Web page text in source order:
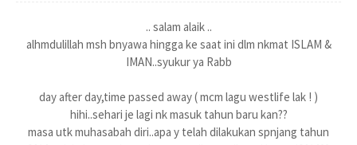
.. salam alaik ..
alhmdulillah msh bnyawa hingga ke saat ini dlm nkmat ISLAM &
IMAN..syukur ya Rabb
day after day,time passed away ( mcm lagu westlife lak ! )
hihi..sehari je lagi nk masuk tahun baru kan??
masa utk muhasabah diri..apa y telah dilakukan spnjang tahun